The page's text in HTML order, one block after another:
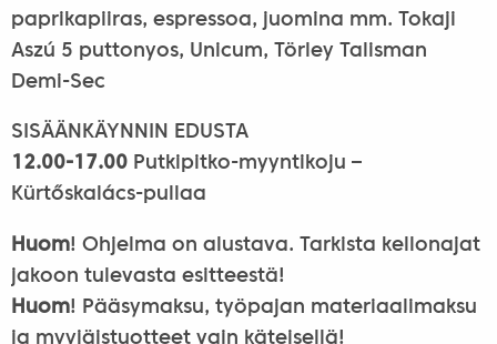
paprikapiiras, espressoa, juomina mm. Tokaji
Aszú 5 puttonyos, Unicum, Törley Talisman
Demi-Sec
SISÄÄNKÄYNNIN EDUSTA
12.00-17.00Putkipitko-myyntikoju –
Kürtőskalács-pullaa
Huom! Ohjelma on alustava. Tarkista kellonajat
jakoon tulevasta esitteestä!
Huom! Pääsymaksu, työpajan materiaalimaksu
ja myyjäistuotteet vain käteisellä!